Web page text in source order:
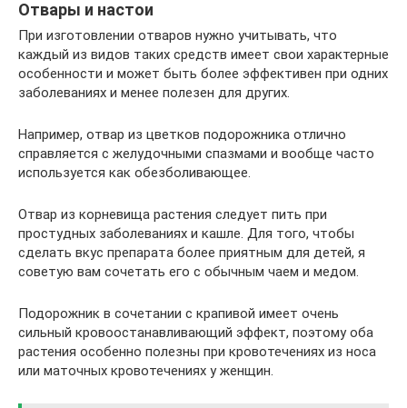
Отвары и настои
При изготовлении отваров нужно учитывать, что
каждый из видов таких средств имеет свои характерные
особенности и может быть более эффективен при одних
заболеваниях и менее полезен для других.
Например, отвар из цветков подорожника отлично
справляется с желудочными спазмами и вообще часто
используется как обезболивающее.
Отвар из корневища растения следует пить при
простудных заболеваниях и кашле. Для того, чтобы
сделать вкус препарата более приятным для детей, я
советую вам сочетать его с обычным чаем и медом.
Подорожник в сочетании с крапивой имеет очень
сильный кровоостанавливающий эффект, поэтому оба
растения особенно полезны при кровотечениях из носа
или маточных кровотечениях у женщин.